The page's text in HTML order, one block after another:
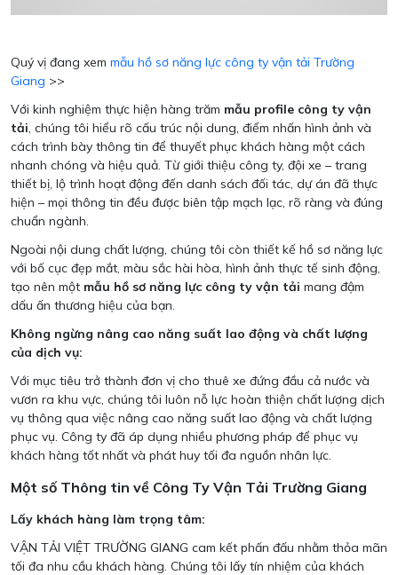
Quý vị đang xem mẫu hồ sơ năng lực công ty vận tải Trường
Giang >>
Với kinh nghiệm thực hiện hàng trăm mẫu profile công ty vận
tải, chúng tôi hiểu rõ cấu trúc nội dung, điểm nhấn hình ảnh và
cách trình bày thông tin để thuyết phục khách hàng một cách
nhanh chóng và hiệu quả. Từ giới thiệu công ty, đội xe – trang
thiết bị, lộ trình hoạt động đến danh sách đối tác, dự án đã thực
hiện – mọi thông tin đều được biên tập mạch lạc, rõ ràng và đúng
chuẩn ngành.
Ngoài nội dung chất lượng, chúng tôi còn thiết kế hồ sơ năng lực
với bố cục đẹp mắt, màu sắc hài hòa, hình ảnh thực tế sinh động,
tạo nên một mẫu hồ sơ năng lực công ty vận tải mang đậm
dấu ấn thương hiệu của bạn.
Không ngừng nâng cao năng suất lao động và chất lượng
của dịch vụ:
Với mục tiêu trở thành đơn vị cho thuê xe đứng đầu cả nước và
vươn ra khu vực, chúng tôi luôn nỗ lực hoàn thiện chất lượng dịch
vụ thông qua việc nâng cao năng suất lao động và chất lượng
phục vụ. Công ty đã áp dụng nhiều phương pháp để phục vụ
khách hàng tốt nhất và phát huy tối đa nguồn nhân lực.
Một số Thông tin về Công Ty Vận Tải Trường Giang
Lấy khách hàng làm trọng tâm:
VẬN TẢI VIỆT TRƯỜNG GIANG cam kết phấn đấu nhằm thỏa mãn
tối đa nhu cầu khách hàng. Chúng tôi lấy tín nhiệm của khách